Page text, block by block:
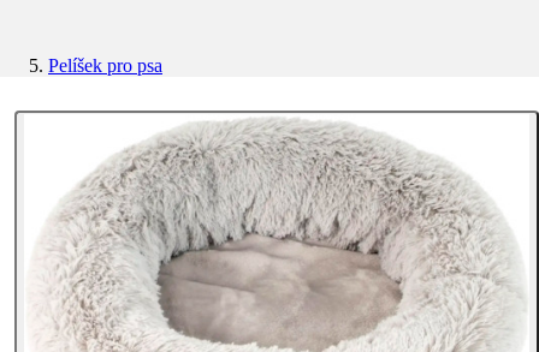
Pelíšek pro psa